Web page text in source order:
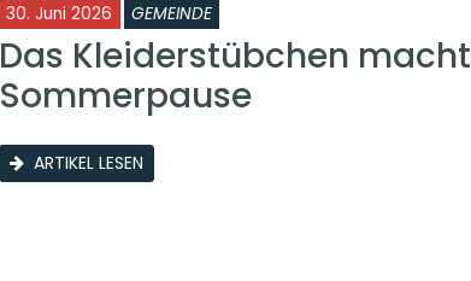
30. Juni 2026 GEMEINDE
Das Kleiderstübchen macht
Sommerpause
ARTIKEL LESEN